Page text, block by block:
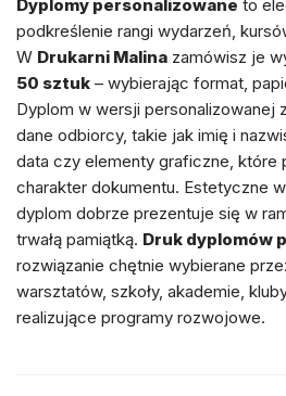
Dyplomy personalizowane to
podkreślenie rangi wydarzeń,
W Drukarni Malina zamówisz je
50 sztuk – wybierając format,
Dyplom w wersji personalizowanej
dane odbiorcy, takie jak imię i
data czy elementy graficzne, które
charakter dokumentu. Estetyczne
dyplom dobrze prezentuje się w
trwałą pamiątką. Druk dyplomów
rozwiązanie chętnie wybierane
warsztatów, szkoły, akademie,
realizujące programy rozwojowe.